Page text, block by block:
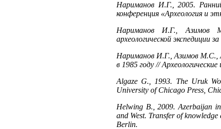
Нариманов И.Г., 2005.
конференция «Археология и
Нариманов И.Г., Азимов
археологической
Нариманов И.Г., Азимов М.С.,
в 1985 году //
Algaze G., 1993. The Uruk
University of Chicago Press,
Helwing B., 2009. Azerbaijan
and West. Transfer of
Berlin.